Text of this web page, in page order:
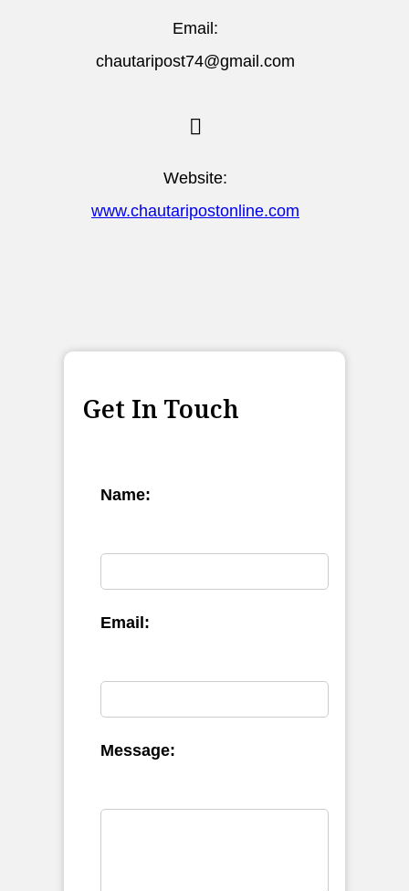
Email:
chautaripost74@gmail.com
Website:
www.chautaripostonline.com
Get In Touch
Name:
Email:
Message: